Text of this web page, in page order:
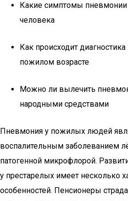
Какие симптомы
человека
Как происходит
пожилом возрасте
Можно ли вылечить
народными средствами
Пневмония у пожилых людей
воспалительным заболеванием
патогенной микрофлорой.
у престарелых имеет несколько
особенностей. Пенсионеры